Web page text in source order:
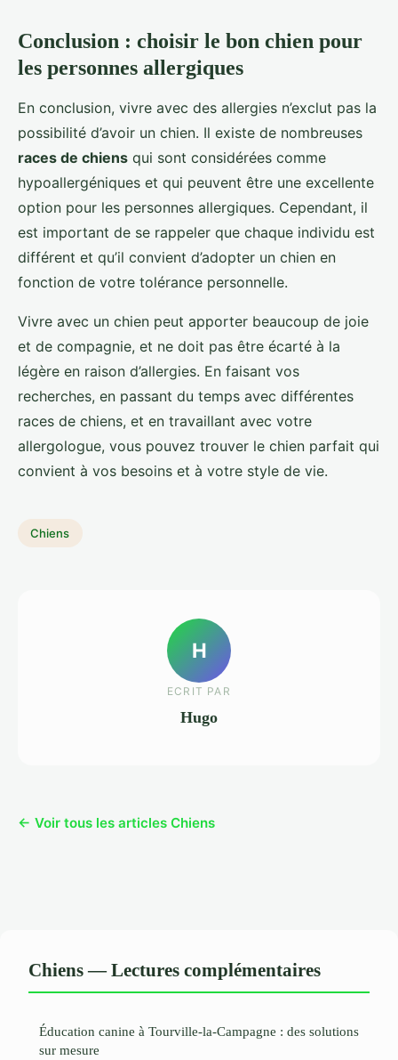
Conclusion : choisir le bon chien pour
les personnes allergiques
En conclusion, vivre avec des allergies n’exclut pas la
possibilité d’avoir un chien. Il existe de nombreuses
races de chiens qui sont considérées comme
hypoallergéniques et qui peuvent être une excellente
option pour les personnes allergiques. Cependant, il
est important de se rappeler que chaque individu est
différent et qu’il convient d’adopter un chien en
fonction de votre tolérance personnelle.
Vivre avec un chien peut apporter beaucoup de joie
et de compagnie, et ne doit pas être écarté à la
légère en raison d’allergies. En faisant vos
recherches, en passant du temps avec différentes
races de chiens, et en travaillant avec votre
allergologue, vous pouvez trouver le chien parfait qui
convient à vos besoins et à votre style de vie.
Chiens
H
ECRIT PAR
Hugo
← Voir tous les articles Chiens
Chiens — Lectures complémentaires
Éducation canine à Tourville-la-Campagne : des solutions
sur mesure